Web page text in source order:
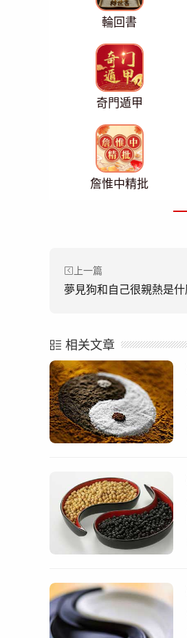
輪回書
奇門遁甲
詹惟中精批
上一篇
相关文章